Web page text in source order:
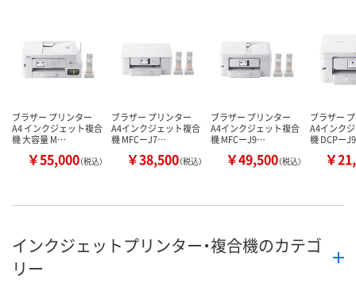
ブラザー プリンター
A4 インクジェット複合
機 大容量 M…
￥55,000（税込）
ブラザー プリンター
A4インクジェット複合
機 MFCーJ7…
￥38,500（税込）
ブラザー プリンター
A4インクジェット複合
機 MFCーJ9…
￥49,500（税込）
ブラザー
A4インク
機 DCPー
￥
インクジェットプリンター・複合機のカテゴ
リー